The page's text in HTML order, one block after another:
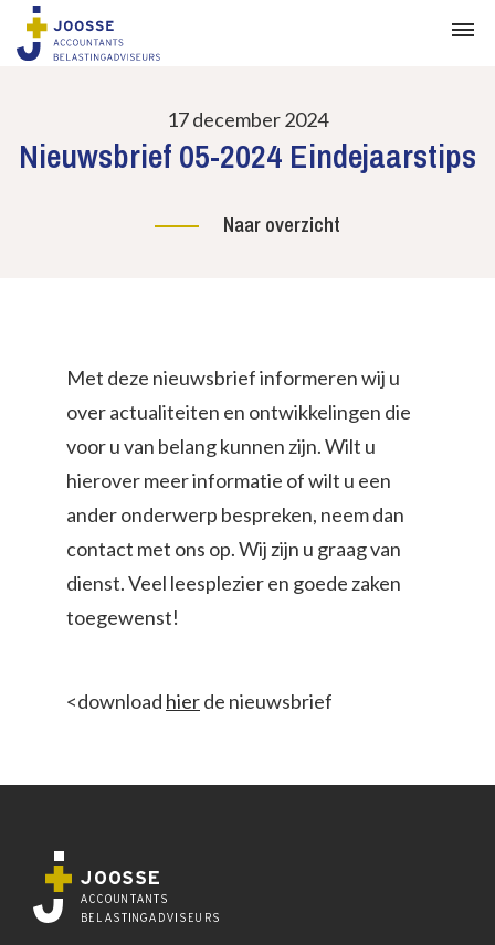
17 december 2024
Nieuwsbrief 05-2024 Eindejaarstips
Naar overzicht
Met deze nieuwsbrief informeren wij u
over actualiteiten en ontwikkelingen die
voor u van belang kunnen zijn. Wilt u
hierover meer informatie of wilt u een
ander onderwerp bespreken, neem dan
contact met ons op. Wij zijn u graag van
dienst. Veel leesplezier en goede zaken
toegewenst!
<download hierde nieuwsbrief